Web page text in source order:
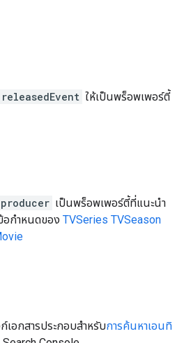
releasedEvent ให้เป็นพร็อพเพอร์ตี้
producer เป็นพร็อพเพอร์ตี้ที่แนะนำ
อกำหนดของ TVSeries TVSeason
เอกสารประกอบสำหรับการค้นหาเอนทิ